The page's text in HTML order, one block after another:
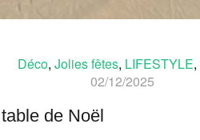
Déco, Jolies fêtes, LIFESTYLE,
02/12/2025
de Noël